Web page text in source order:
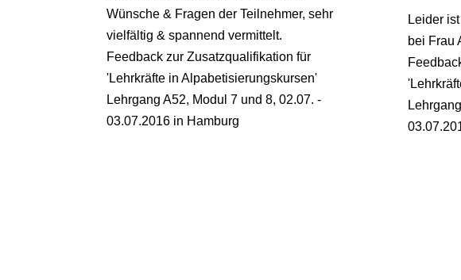
Wünsche & Fragen der Teilnehmer, sehr
vielfältig & spannend vermittelt.
Feedback zur Zusatzqualifikation für
'Lehrkräfte in Alpabetisierungskursen'
Lehrgang A52, Modul 7 und 8, 02.07. -
03.07.2016 in Hamburg
Leider
bei Frau